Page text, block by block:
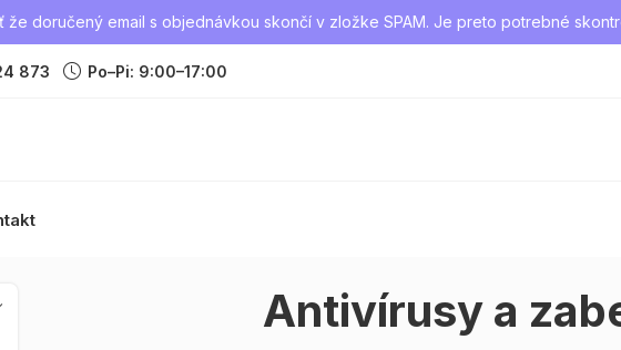
že doručený email s objednávkou skončí v zložke SPAM. Je preto potrebné
873 Po–Pi: 9:00–17:00
Antivírusy a